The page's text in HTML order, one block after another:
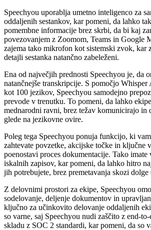
Speechyou uporablja umetno inteligenco za
oddaljenih sestankov, kar pomeni, da lahko
pomembne informacije brez skrbi, da bi kaj
povezovanjem z Zoomom, Teams in Google
zajema tako mikrofon kot sistemski zvok, kar
detajli sestanka natančno zabeleženi.
Ena od največjih prednosti Speechyou je, da
natančnejše transkripcije. S pomočjo
kot 100 jezikov, Speechyou samodejno
prevode v trenutku. To pomeni, da lahko
mednarodni ravni, brez težav komunicirajo in
glede na jezikovne ovire.
Poleg tega Speechyou ponuja funkcijo, ki
zahtevate povzetke, akcijske točke in ključne
poenostavi proces dokumentacije. Tako imate
iskalnih zapisov, kar pomeni, da lahko hitro
jih potrebujete, brez premetavanja skozi dolge
Z delovnimi prostori za ekipe, Speechyou
sodelovanje, deljenje dokumentov in
ključno za učinkovito delovanje oddaljenih
so varne, saj Speechyou nudi zaščito z end-
skladu z SOC 2 standardi, kar pomeni, da so